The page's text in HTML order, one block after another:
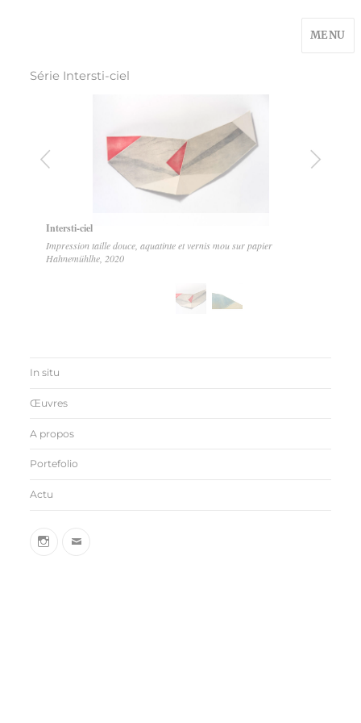
MENU
Série Intersti-ciel
Intersti-ciel
Impression taille douce, aquatinte et vernis mou sur papier
Hahnemühlhe, 2020
In situ
Œuvres
A propos
Portefolio
Actu
insta